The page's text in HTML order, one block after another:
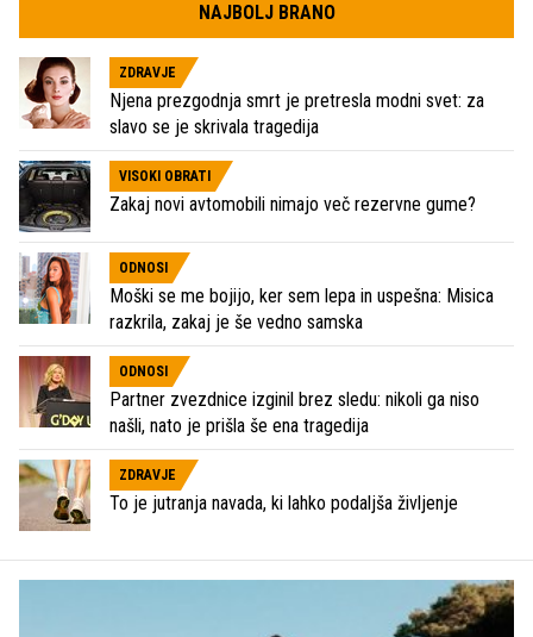
NAJBOLJ BRANO
ZDRAVJE
Njena prezgodnja smrt je pretresla modni svet: za
slavo se je skrivala tragedija
VISOKI OBRATI
Zakaj novi avtomobili nimajo več rezervne gume?
ODNOSI
Moški se me bojijo, ker sem lepa in uspešna: Misica
razkrila, zakaj je še vedno samska
ODNOSI
Partner zvezdnice izginil brez sledu: nikoli ga niso
našli, nato je prišla še ena tragedija
ZDRAVJE
To je jutranja navada, ki lahko podaljša življenje